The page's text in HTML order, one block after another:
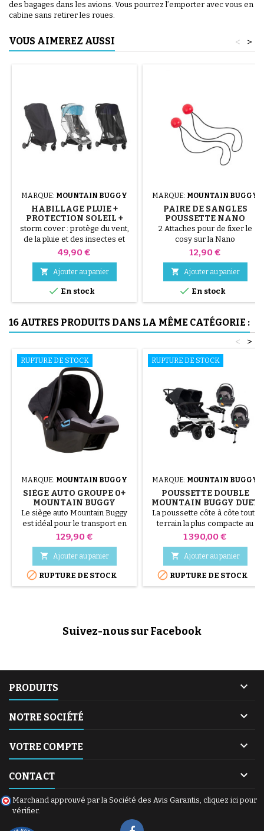
des bagages dans les avions. Vous pourrez l’emporter avec vous en
cabine sans retirer les roues.
VOUS AIMEREZ AUSSI >
<
MARQUE: MOUNTAIN BUGGY
HABILLAGE PLUIE +
PROTECTION SOLEIL +
MOUSTIQUAIRE
POUSSETTE NANO
MOUNTAIN BUGGY
storm cover : protège du vent,
de la pluie et des insectes et
résiste à l'eau.couverture
d'occultation offre une
protection UPF 50+, empêche la
lumière directe du soleil de
pénétrer et offre un
pour favoriser le
sommeil.couverture de mailles
du vent léger et des...
Prix
49,90 €
 Ajouter au panier
 En stock
MARQUE: MOUNTAIN BUGGY
PAIRE DE SANGLES
POUSSETTE NANO
MOUNTAIN BUGGY
2 Attaches pour de fixer le
cosy sur la Nano
Prix
12,90 €
 Ajouter au panier
 En stock
16 AUTRES PRODUITS DANS LA MÊME CATÉGORIE :
>
<
RUPTURE DE STOCK
MARQUE: MOUNTAIN BUGGY
SIÈGE AUTO GROUPE 0+
MOUNTAIN BUGGY
PROTECT
Le siège auto Mountain Buggy
est idéal pour le transport en
voiture de votre nouveau-né
fixer sur les poussettes
Mountain Buggy et Phil And
Teds avec adaptateurs vendus
en option.
Prix
129,90 €
 Ajouter au panier
 RUPTURE DE STOCK
RUPTURE DE STOCK
MARQUE: MOUNTAIN BUGGY
POUSSETTE DOUBLE
MOUNTAIN BUGGY DUET
V3 BLACK + 2 COQUES
PROTECT I-SIZE
La poussette côte à côte tout-
terrain la plus compacte au
monde jamais conçue!
coque bébé protect 2023 noir
et gris et 2 bases i-size, norme
de sécurité R 129 Adaptateurs
CLIP31 inclus De la naissance à
Prix
1 390,00 €
 Ajouter au panier
 RUPTURE DE STOCK
Suivez-nous sur Facebook
PRODUITS 
NOTRE SOCIÉTÉ 
VOTRE COMPTE 
CONTACT 
Marchand approuvé par la Société des Avis Garantis, cliquez ici pour
vérifier.